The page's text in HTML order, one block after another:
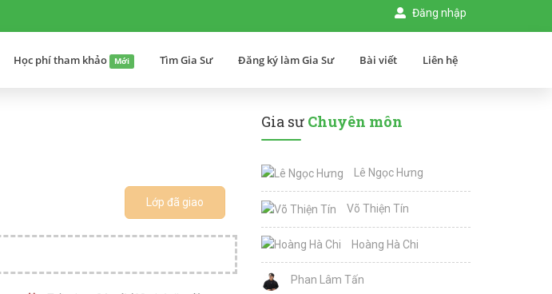
Đăng nhập
Học phí tham khảo Mới Tìm Gia Sư Đăng ký làm Gia Sư Bài viết Liên hệ
Lớp đã giao
Gia sư Chuyên môn
Lê Ngọc Hưng
Võ Thiện Tín
Hoàng Hà Chi
Phan Lâm Tấn